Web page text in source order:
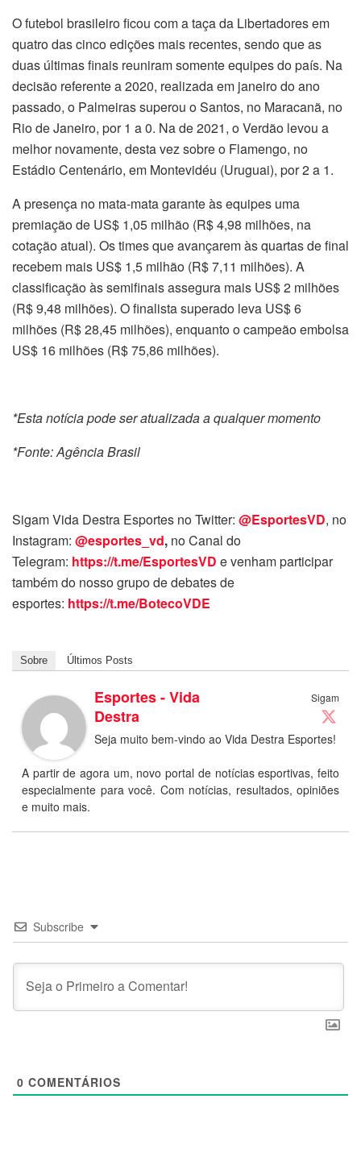
O futebol brasileiro ficou com a taça da Libertadores em
quatro das cinco edições mais recentes, sendo que as
duas últimas finais reuniram somente equipes do país. Na
decisão referente a 2020, realizada em janeiro do ano
passado, o Palmeiras superou o Santos, no Maracanã, no
Rio de Janeiro, por 1 a 0. Na de 2021, o Verdão levou a
melhor novamente, desta vez sobre o Flamengo, no
Estádio Centenário, em Montevidéu (Uruguai), por 2 a 1.
A presença no mata-mata garante às equipes uma
premiação de US$ 1,05 milhão (R$ 4,98 milhões, na
cotação atual). Os times que avançarem às quartas de final
recebem mais US$ 1,5 milhão (R$ 7,11 milhões). A
classificação às semifinais assegura mais US$ 2 milhões
(R$ 9,48 milhões). O finalista superado leva US$ 6
milhões (R$ 28,45 milhões), enquanto o campeão embolsa
US$ 16 milhões (R$ 75,86 milhões).
*Esta notícia pode ser atualizada a qualquer momento
*Fonte: Agência Brasil
Sigam Vida Destra Esportes no Twitter: @EsportesVD, no
Instagram: @esportes_vd, no Canal do
Telegram: https://t.me/EsportesVD e venham participar
também do nosso grupo de debates de
esportes: https://t.me/BotecoVDE
Sobre Últimos Posts
Sigam
Esportes - Vida
Destra
Seja muito bem-vindo ao Vida Destra Esportes!
A partir de agora um, novo portal de notícias esportivas, feito
especialmente para você. Com notícias, resultados, opiniões
e muito mais.
Subscribe
0 COMENTÁRIOS